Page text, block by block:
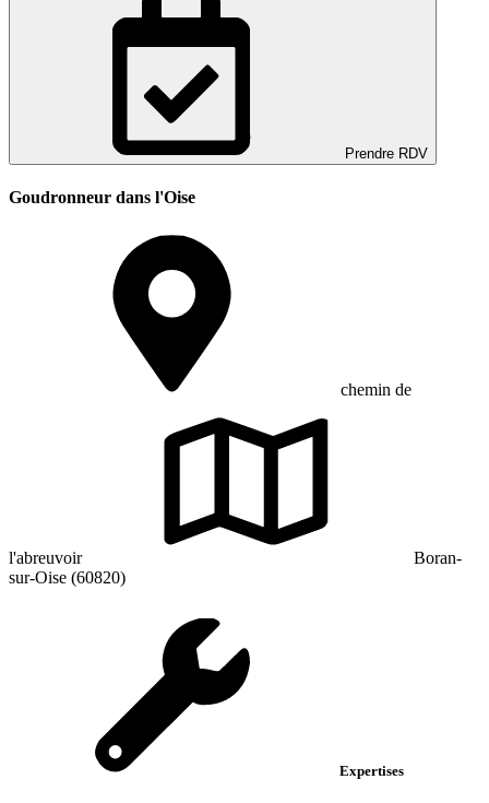
Prendre RDV
Goudronneur dans l'Oise
chemin de
l'abreuvoir
Boran-
sur-Oise (60820)
Expertises